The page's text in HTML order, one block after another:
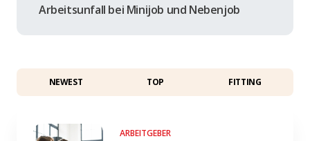
Arbeitsunfall bei Minijob und Nebenjob
NEWEST TOP FITTING
ARBEITGEBER